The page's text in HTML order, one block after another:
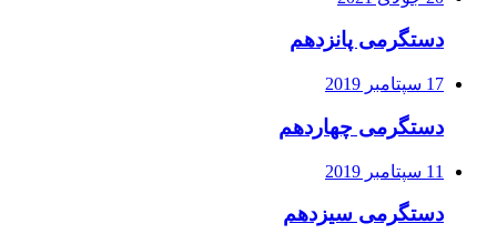
دستگرمی پانزدهم
17 سپتامبر 2019
دستگرمی چهاردهم
11 سپتامبر 2019
دستگرمی سیزدهم